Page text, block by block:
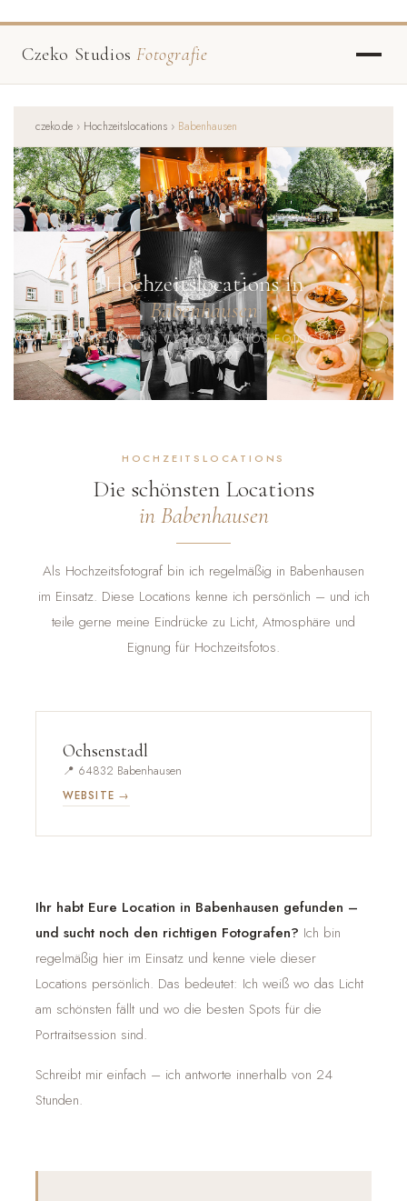
Czeko StudiosFotografie
czeko.de › Hochzeitslocations › Babenhausen
Hochzeitslocations in
Babenhausen
EMPFOHLEN VON CZEKO STUDIOS FOTOGRAFIE ·
DARMSTADT
HOCHZEITSLOCATIONS
Die schönsten Locations
in Babenhausen
Als Hochzeitsfotograf bin ich regelmäßig in Babenhausen
im Einsatz. Diese Locations kenne ich persönlich – und ich
teile gerne meine Eindrücke zu Licht, Atmosphäre und
Eignung für Hochzeitsfotos.
Ochsenstadl
📍 64832 Babenhausen
WEBSITE →
Ihr habt Eure Location in Babenhausen gefunden –
und sucht noch den richtigen Fotografen? Ich bin
regelmäßig hier im Einsatz und kenne viele dieser
Locations persönlich. Das bedeutet: Ich weiß wo das Licht
am schönsten fällt und wo die besten Spots für die
Portraitsession sind.
Schreibt mir einfach – ich antworte innerhalb von 24
Stunden.